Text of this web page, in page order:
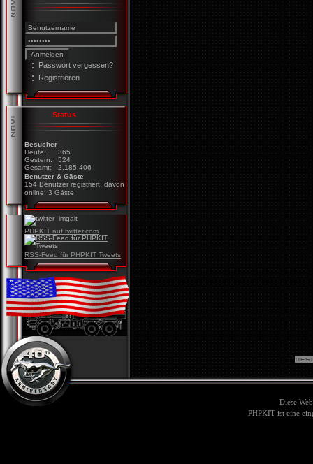
Passwort vergessen?
Registrieren
Status
Besucher
Heute:
365
Gestern:
524
Gesamt:
2.185.406
Benutzer & Gäste
154 Benutzer registriert, davon
online: 3 Gäste
PHPKIT auf twitter.com
RSS-Feed für PHPKIT Tweets
Diese
PHPKIT ist eine